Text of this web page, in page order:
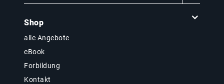
Shop
alle Angebote
eBook
Forbildung
Kontakt